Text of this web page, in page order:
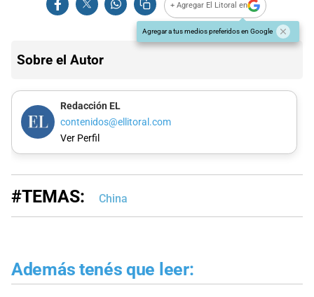
+ Agregar El Litoral en
Agregar a tus medios preferidos en Google
Sobre el Autor
Redacción EL
contenidos@ellitoral.com
Ver Perfil
#TEMAS: China
Además tenés que leer: